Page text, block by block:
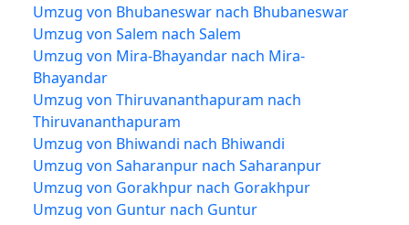
Umzug von Bhubaneswar nach Bhubaneswar
Umzug von Salem nach Salem
Umzug von Mira-Bhayandar nach Mira-
Bhayandar
Umzug von Thiruvananthapuram nach
Thiruvananthapuram
Umzug von Bhiwandi nach Bhiwandi
Umzug von Saharanpur nach Saharanpur
Umzug von Gorakhpur nach Gorakhpur
Umzug von Guntur nach Guntur